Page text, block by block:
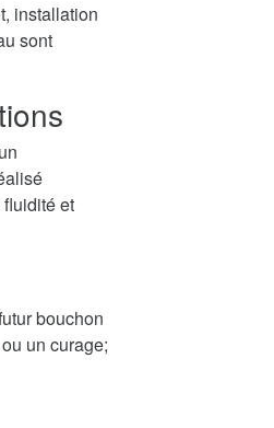
installation
sont
et
bouchon
un curage;